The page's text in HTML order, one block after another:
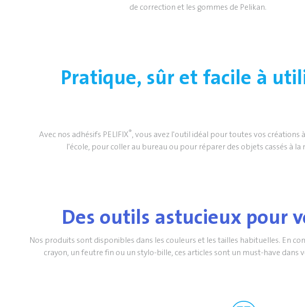
de correction et les gommes de Pelikan.
Pratique, sûr et facile à
Avec nos adhésifs PELIFIX®, vous avez l'outil idéal pour toutes vos créations
l'école, pour coller au bureau ou pour réparer des objets cassés à la
Des outils astucieux pour
Nos produits sont disponibles dans les couleurs et les tailles habituelles. En
crayon, un feutre fin ou un stylo-bille, ces articles sont un must-have dans